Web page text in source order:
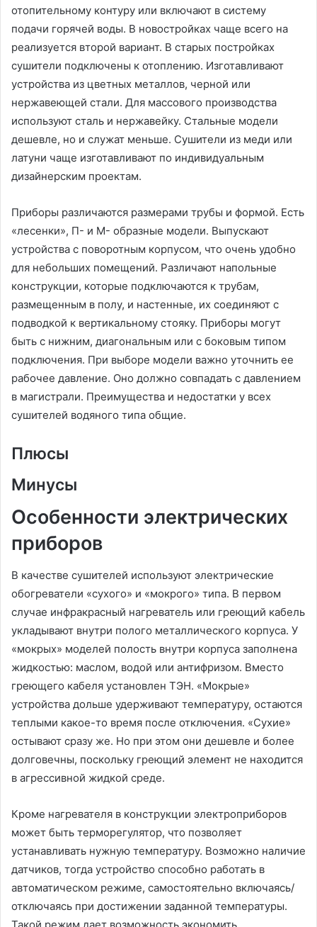
отопительному контуру или включают в систему
подачи горячей воды. В новостройках чаще всего на
реализуется второй вариант. В старых постройках
сушители подключены к отоплению. Изготавливают
устройства из цветных металлов, черной или
нержавеющей стали. Для массового производства
используют сталь и нержавейку. Стальные модели
дешевле, но и служат меньше. Сушители из меди или
латуни чаще изготавливают по индивидуальным
дизайнерским проектам.
Приборы различаются размерами трубы и формой. Есть
«лесенки», П- и М- образные модели. Выпускают
устройства с поворотным корпусом, что очень удобно
для небольших помещений. Различают напольные
конструкции, которые подключаются к трубам,
размещенным в полу, и настенные, их соединяют с
подводкой к вертикальному стояку. Приборы могут
быть с нижним, диагональным или с боковым типом
подключения. При выборе модели важно уточнить ее
рабочее давление. Оно должно совпадать с давлением
в магистрали. Преимущества и недостатки у всех
сушителей водяного типа общие.
Плюсы
Минусы
Особенности электрических
приборов
В качестве сушителей используют электрические
обогреватели «сухого» и «мокрого» типа. В первом
случае инфракрасный нагреватель или греющий кабель
укладывают внутри полого металлического корпуса. У
«мокрых» моделей полость внутри корпуса заполнена
жидкостью: маслом, водой или антифризом. Вместо
греющего кабеля установлен ТЭН. «Мокрые»
устройства дольше удерживают температуру, остаются
теплыми какое-то время после отключения. «Сухие»
остывают сразу же. Но при этом они дешевле и более
долговечны, поскольку греющий элемент не находится
в агрессивной жидкой среде.
Кроме нагревателя в конструкции электроприборов
может быть терморегулятор, что позволяет
устанавливать нужную температуру. Возможно наличие
датчиков, тогда устройство способно работать в
автоматическом режиме, самостоятельно включаясь/
отключаясь при достижении заданной температуры.